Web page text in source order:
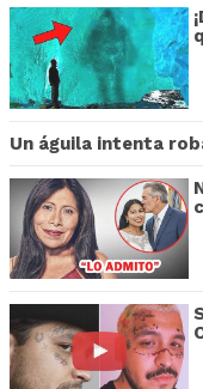
Un águila intenta